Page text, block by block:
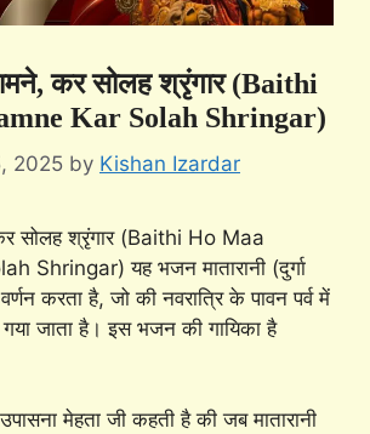
कर सोलह श्रृंगार (Baithi
Kar Solah Shringar)
2025 by Kishan Izardar
सोलह श्रृंगार (Baithi Ho Maa
Shringar) यह भजन मातारानी (दुर्गा
करता है, जो की नवरात्रि के पावन पर्व में
जाता है। इस भजन की गायिका है
मेहता जी कहती है की जब मातारानी